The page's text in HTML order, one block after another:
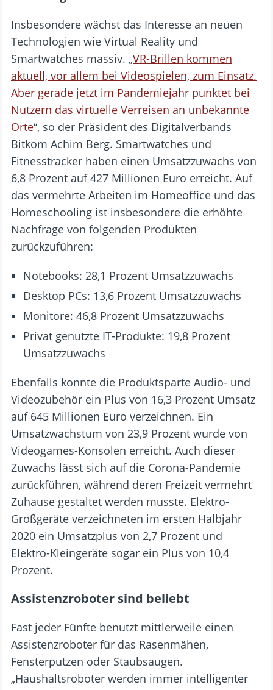
Insbesondere wächst das Interesse an neuen
Technologien wie Virtual Reality und
Smartwatches massiv. „VR-Brillen kommen
aktuell, vor allem bei Videospielen, zum Einsatz.
Aber gerade jetzt im Pandemiejahr punktet bei
Nutzern das virtuelle Verreisen an unbekannte
Orte“, so der Präsident des Digitalverbands
Bitkom Achim Berg. Smartwatches und
Fitnesstracker haben einen Umsatzzuwachs von
6,8 Prozent auf 427 Millionen Euro erreicht. Auf
das vermehrte Arbeiten im Homeoffice und das
Homeschooling ist insbesondere die erhöhte
Nachfrage von folgenden Produkten
zurückzuführen:
Notebooks: 28,1 Prozent Umsatzzuwachs
Desktop PCs: 13,6 Prozent Umsatzzuwachs
Monitore: 46,8 Prozent Umsatzzuwachs
Privat genutzte IT-Produkte: 19,8 Prozent
Umsatzzuwachs
Ebenfalls konnte die Produktsparte Audio- und
Videozubehör ein Plus von 16,3 Prozent Umsatz
auf 645 Millionen Euro verzeichnen. Ein
Umsatzwachstum von 23,9 Prozent wurde von
Videogames-Konsolen erreicht. Auch dieser
Zuwachs lässt sich auf die Corona-Pandemie
zurückführen, während deren Freizeit vermehrt
Zuhause gestaltet werden musste. Elektro-
Großgeräte verzeichneten im ersten Halbjahr
2020 ein Umsatzplus von 2,7 Prozent und
Elektro-Kleingeräte sogar ein Plus von 10,4
Prozent.
Assistenzroboter sind beliebt
Fast jeder Fünfte benutzt mittlerweile einen
Assistenzroboter für das Rasenmähen,
Fensterputzen oder Staubsaugen.
„Haushaltsroboter werden immer intelligenter